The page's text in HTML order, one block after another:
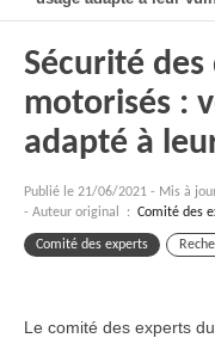
Sécurité
motorisés :
adapté à
Publié le 21/06/2021 - Mis à
- Auteur original : Comité des
Comité des experts
Le comité des experts